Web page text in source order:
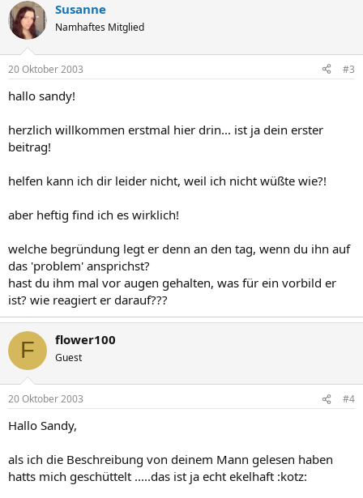
Susanne
Namhaftes Mitglied
20 Oktober 2003 #3
hallo sandy!
herzlich willkommen erstmal hier drin... ist ja dein erster
beitrag!
helfen kann ich dir leider nicht, weil ich nicht wüßte wie?!
aber heftig find ich es wirklich!
welche begründung legt er denn an den tag, wenn du ihn auf
das 'problem' ansprichst?
hast du ihm mal vor augen gehalten, was für ein vorbild er
ist? wie reagiert er darauf???
F flower100
Guest
20 Oktober 2003 #4
Hallo Sandy,
als ich die Beschreibung von deinem Mann gelesen haben
hatts mich geschüttelt .....das ist ja echt ekelhaft :kotz: